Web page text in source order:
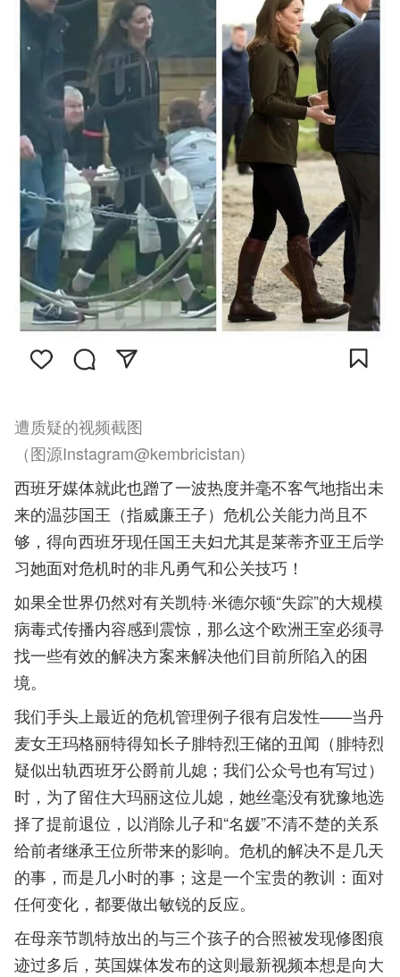
遭质疑的视频截图
（图源Instagram@kembricistan)
西班牙媒体就此也蹭了一波热度并毫不客气地指出未
来的温莎国王（指威廉王子）危机公关能力尚且不
够，得向西班牙现任国王夫妇尤其是莱蒂齐亚王后学
习她面对危机时的非凡勇气和公关技巧！
如果全世界仍然对有关凯特·米德尔顿“失踪”的大规模
病毒式传播内容感到震惊，那么这个欧洲王室必须寻
找一些有效的解决方案来解决他们目前所陷入的困
境。
我们手头上最近的危机管理例子很有启发性——当丹
麦女王玛格丽特得知长子腓特烈王储的丑闻（腓特烈
疑似出轨西班牙公爵前儿媳；我们公众号也有写过）
时，为了留住大玛丽这位儿媳，她丝毫没有犹豫地选
择了提前退位，以消除儿子和“名媛”不清不楚的关系
给前者继承王位所带来的影响。危机的解决不是几天
的事，而是几小时的事；这是一个宝贵的教训：面对
任何变化，都要做出敏锐的反应。
在母亲节凯特放出的与三个孩子的合照被发现修图痕
迹过多后，英国媒体发布的这则最新视频本想是向大